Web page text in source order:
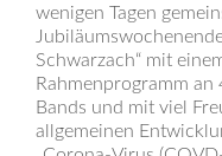
wenigen Tagen
Schwarzach“ mit
Rahmenprogramm an
Bands und mit viel
allgemeinen